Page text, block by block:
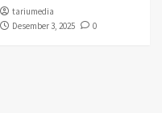
tariumedia
Desember 3, 2025
0